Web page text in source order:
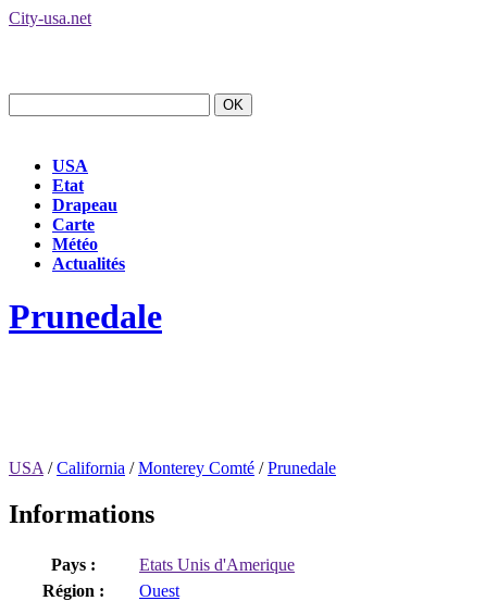
City-usa.net
USA
Etat
Drapeau
Carte
Météo
Actualités
Prunedale
USA /California /Monterey Comté /Prunedale
Informations
Pays :
Etats Unis d'Amerique
Région :
Ouest